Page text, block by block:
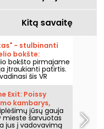
Kitą savaitę
- stulbinanti
bokšte:
bokšto pirmajame
įtraukianti patirtis.
šis VR
dalyvausite
- atstatysite Eifelio
jį paskutinę,
žinia ta, kad
10 iki 22 d.
į viršų, jis yra
Exit: Poissy
kambarys,
pagaliau gali
jūsų gauja
mieste šarvuotas
jus į vadovavimą